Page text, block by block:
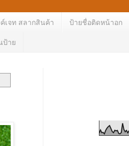
เจท สลากสินค้า ป้ายชื่อติดหน้าอก
ป้าย